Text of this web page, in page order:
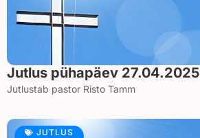
Jutlus pühapäev 27.04.2025
Jutlustab pastor Risto Tamm
JUTLUS